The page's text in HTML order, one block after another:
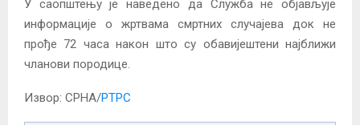
У саопштењу је наведено да Служба не објављује
информације о жртвама смртних случајева док не
прође 72 часа након што су обавијештени најближи
чланови породице.
Извор: СРНА/РТРС